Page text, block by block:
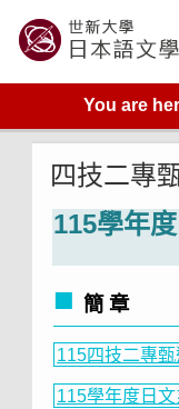
content
世新大學教學單位的
You are
四技二專
115學年
簡 章
115四技二專
115學年度日